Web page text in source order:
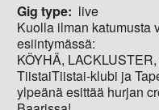
Gig type
live
Kuolla ilman katumusta
esiintymässä:
KÖYHÄ,
TiistaiTiistai-klubi ja
ylpeänä esittää hurjan